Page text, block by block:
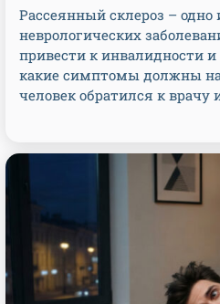
Рассеянный склероз –
неврологических
привести к инвалидности
какие симптомы должны
человек обратился к врачу